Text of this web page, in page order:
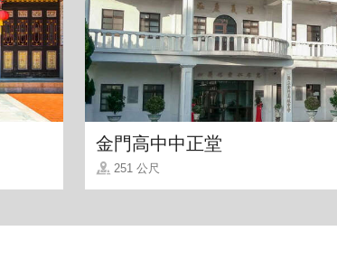
金門高中中正堂
251 公尺